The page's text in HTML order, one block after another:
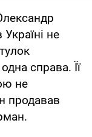
не
справа. Її
не
продавав